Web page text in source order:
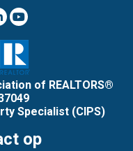
of REALTORS®
Specialist (CIPS)
op